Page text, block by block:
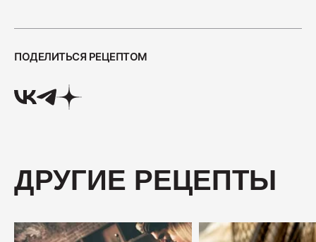
Салями "Венская"
ПОДЕЛИТЬСЯ РЕЦЕПТОМ
ДРУГИЕ РЕЦЕПТЫ